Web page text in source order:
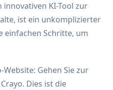
innovativen KI-Tool zur
ist ein unkomplizierter
einfachen Schritte, um
Website: Gehen Sie zur
Dies ist die